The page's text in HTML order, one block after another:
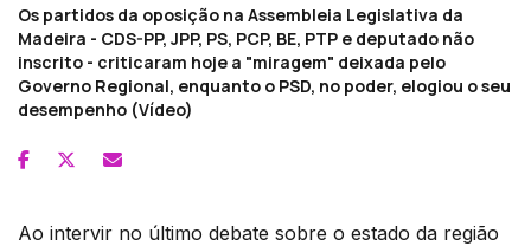
Os partidos da oposição na Assembleia Legislativa da
Madeira - CDS-PP, JPP, PS, PCP, BE, PTP e deputado não
inscrito - criticaram hoje a "miragem" deixada pelo
Governo Regional, enquanto o PSD, no poder, elogiou o seu
desempenho (Vídeo)
Ao intervir no último debate sobre o estado da região